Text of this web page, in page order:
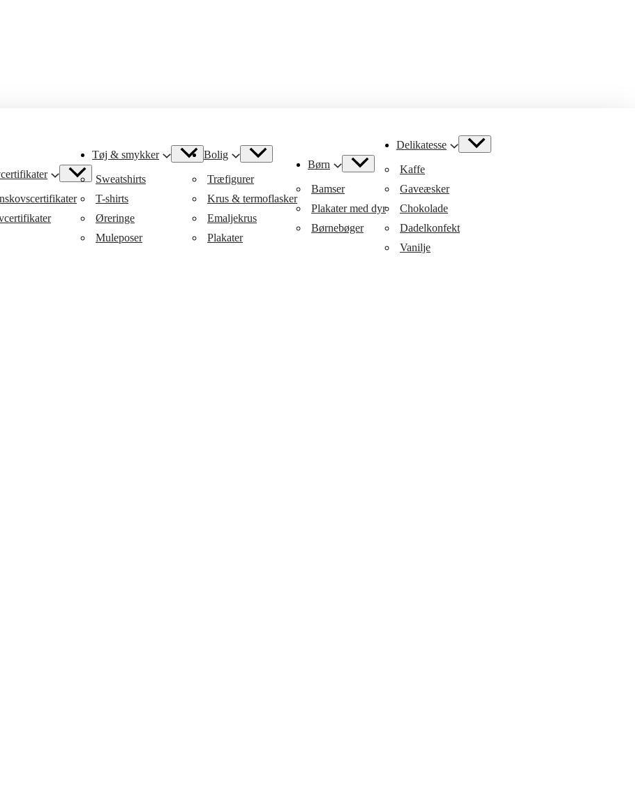
Tøj & smykker
Sweatshirts
T-shirts
Øreringe
Muleposer
Bolig
Træfigurer
Krus & termoflasker
Emaljekrus
Plakater
Børn
Bamser
Plakater med dyr
Børnebøger
Delikatesse
Kaffe
Gaveæsker
Chokolade
Dadelkonfekt
Vanilje